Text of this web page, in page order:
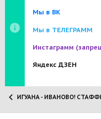
Мы в ВК
Мы в ТЕЛЕГРАММ
Инстаграмм
Яндекс ДЗЕН
ИГУАНА - ИВАНОВО!